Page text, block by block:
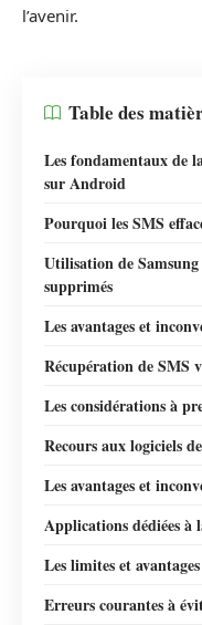
l’avenir.
Table des
Les fondamentaux de
sur Android
Pourquoi les SMS
Utilisation de
supprimés
Les avantages et
Récupération de SMS
Les considérations à
Recours aux logiciels
Les avantages et
Applications dédiées à
Les limites et
Erreurs courantes à